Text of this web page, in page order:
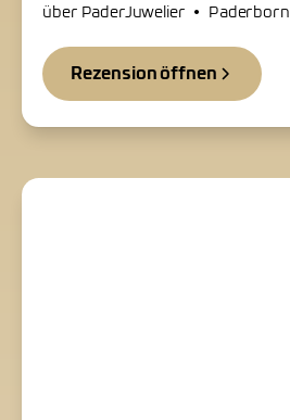
über PaderJuwelier • Paderborn
Rezension öffnen